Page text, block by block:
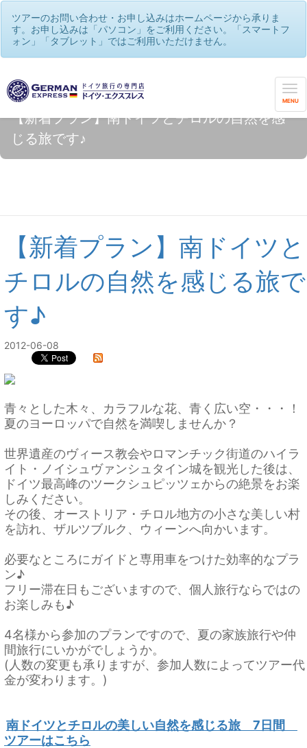
ツアーのお問い合わせ・お申し込みはホームページから承りま
す。お申し込みは「パソコン」をご利用ください。「スマートフ
ォン」「タブレット」ではご利用いただけません。
MENU
【新着プラン】南ドイツとチロルの自然を感
じる旅です♪
【新着プラン】南ドイツと
チロルの自然を感じる旅で
す♪
2012-06-08
青々とした木々、カラフルな花、青く広い空・・・！
夏のヨーロッパで自然を満喫しませんか？
世界遺産のヴィース教会やロマンチック街道のハイラ
イト・ノイシュヴァンシュタイン城を観光した後は、
ドイツ最高峰のツークシュピッツェからの絶景をお楽
しみください。
その後、オーストリア・チロル地方の小さな美しい村
を訪れ、ザルツブルク、ウィーンへ向かいます。
必要なところにガイドと専用車をつけた効率的なプラ
ン♪
フリー滞在日もございますので、個人旅行ならではの
お楽しみも♪
4名様から参加のプランですので、夏の家族旅行や仲
間旅行にいかがでしょうか。
(人数の変更も承りますが、参加人数によってツアー代
金が変わります。)
南ドイツとチロルの美しい自然を感じる旅 7日間
ツアーはこちら